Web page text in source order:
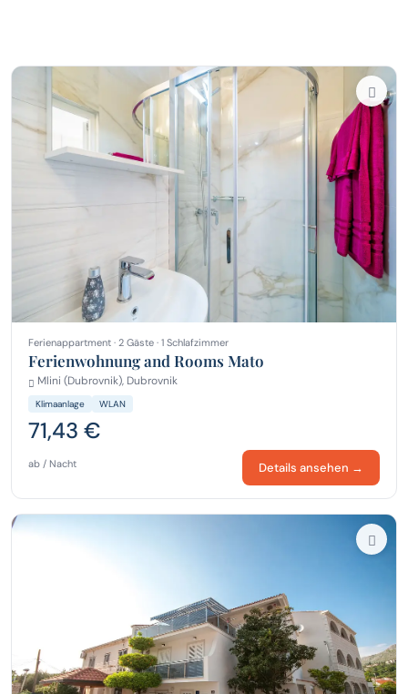
Ferienappartment · 2 Gäste · 1 Schlafzimmer
Ferienwohnung and Rooms Mato
Mlini (Dubrovnik), Dubrovnik
Klimaanlage WLAN
71,43 €
ab / Nacht Details ansehen →